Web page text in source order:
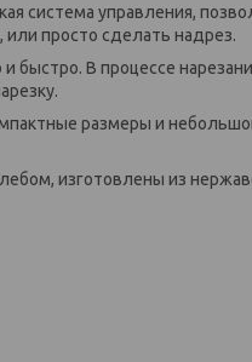
система управления,
просто сделать надрез.
В процессе
размеры и
изготовлены из